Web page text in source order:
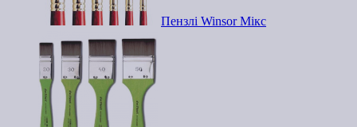
Пензлі Winsor Мікс